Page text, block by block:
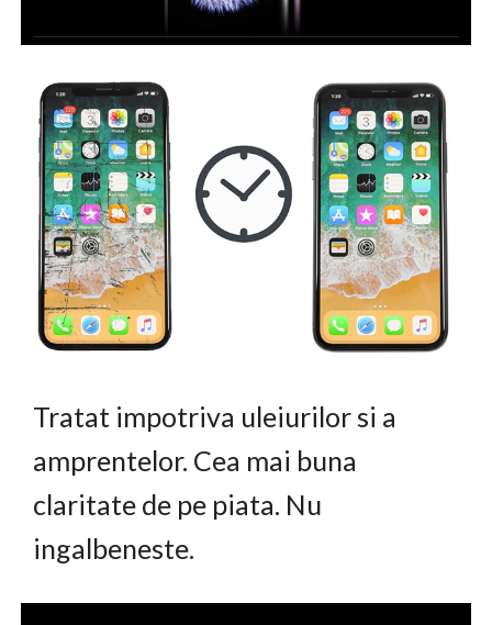
Tratat impotriva uleiurilor si a
amprentelor. Cea mai buna
claritate de pe piata. Nu
ingalbeneste.